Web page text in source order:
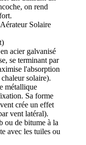
on rend
Solaire
acier galvanisé
se terminant par
l'absorption
solaire).
métallique
Sa forme
crée un effet
vent latéral).
ou de bitume à la
avec les tuiles ou